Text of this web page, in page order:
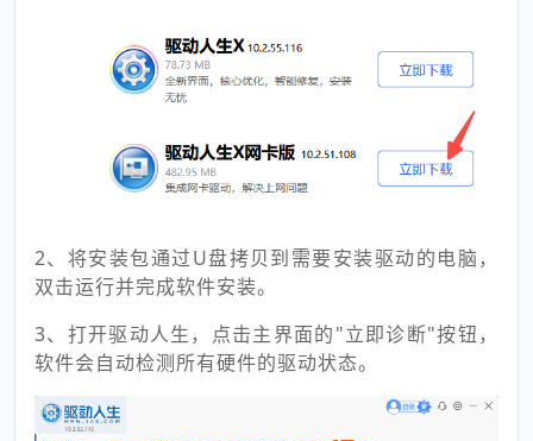
2、将安装包通过U盘拷贝到需要安装驱动的电脑，
双击运行并完成软件安装。
3、打开驱动人生，点击主界面的"立即诊断"按钮，
软件会自动检测所有硬件的驱动状态。